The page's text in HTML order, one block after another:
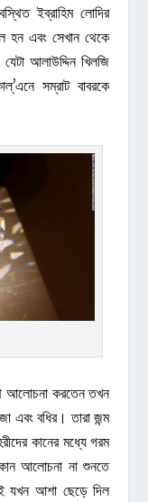
ইব্রাহিম লোদির
হন এবং সেখান থেকে
আলাউদ্দিন খিলজি
সম্রাট বাবরকে
আলোচনা করতেন তখন
এবং বধির। তারা জন্ম
কানের মধ্যে গরম
আলোচনা না শুনতে
যখন আশা ছেড়ে দিল